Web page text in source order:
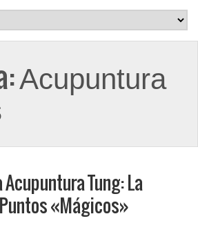
Acupuntura
Tung: La
«Mágicos»